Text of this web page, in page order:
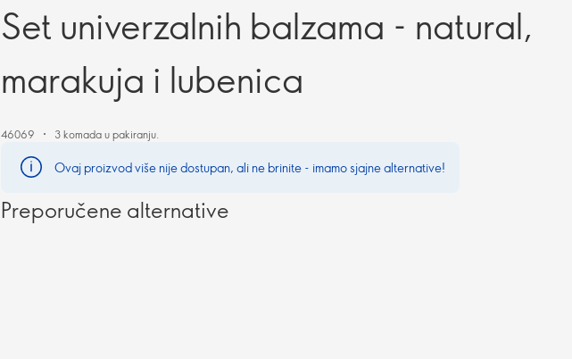
Set univerzalnih balzama - natural,
marakuja i lubenica
46069 3 komada u pakiranju.
Ovaj proizvod više nije dostupan, ali ne brinite - imamo sjajne alternative!
Preporučene alternative